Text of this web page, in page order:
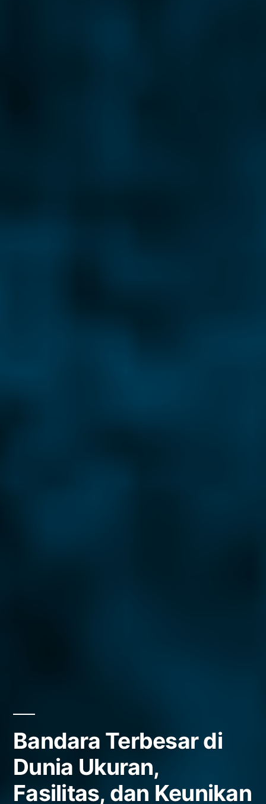
Bandara Terbesar di
Dunia Ukuran,
Fasilitas, dan Keunikan